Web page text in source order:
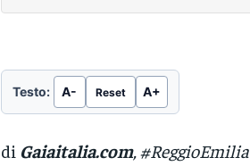
Testo: A- Reset A+
di Gaiaitalia.com, #ReggioEmilia